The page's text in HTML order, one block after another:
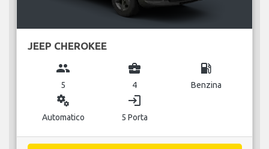
JEEP CHEROKEE
group
5
business_center
4
local_gas_station
Benzina
miscellaneous_services
Automatico
login
5 Porta